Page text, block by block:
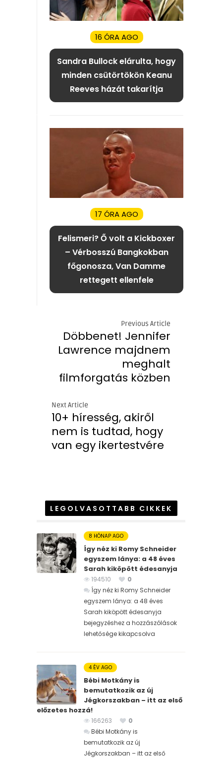
16 ÓRA AGO
Sandra Bullock elárulta, hogy
minden csütörtökön Keanu
Reeves házát takarítja
17 ÓRA AGO
Felismeri? Ő volt a Kickboxer
– Vérbosszú Bangkokban
főgonosza, Van Damme
rettegett ellenfele
Previous Article
Döbbenet! Jennifer
Lawrence majdnem
meghalt
filmforgatás közben
Next Article
10+ híresség, akiről
nem is tudtad, hogy
van egy ikertestvére
LEGOLVASOTTABB CIKKEK
8 HÓNAP AGO
Így néz ki Romy Schneider
egyszem lánya: a 48 éves
Sarah kiköpött édesanyja
194510
0
Így néz ki Romy Schneider
egyszem lánya: a 48 éves
Sarah kiköpött édesanyja
bejegyzéshez a hozzászólások
lehetősége kikapcsolva
4 ÉV AGO
Bébi Motkány is
bemutatkozik az új
Jégkorszakban – itt az első
előzetes hozzá!
166263
0
Bébi Motkány is
bemutatkozik az új
Jégkorszakban – itt az első